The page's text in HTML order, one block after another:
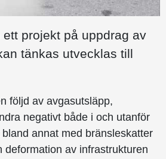
projekt på uppdrag av
tänkas utvecklas till
följd av avgasutsläpp,
negativt både i och utanför
annat med bränsleskatter
av infrastrukturen